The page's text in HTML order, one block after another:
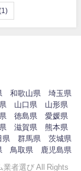
和歌山県
埼玉県
山口県
山形県
徳島県
愛媛県
滋賀県
熊本県
県 群馬県
茨城県
鳥取県 鹿児島県
業者選び All Rights